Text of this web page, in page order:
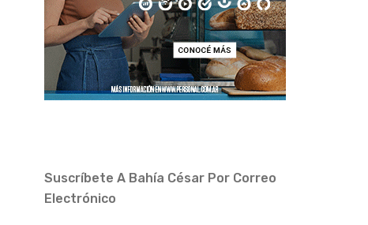
Suscríbete A Bahía César Por Correo
Electrónico